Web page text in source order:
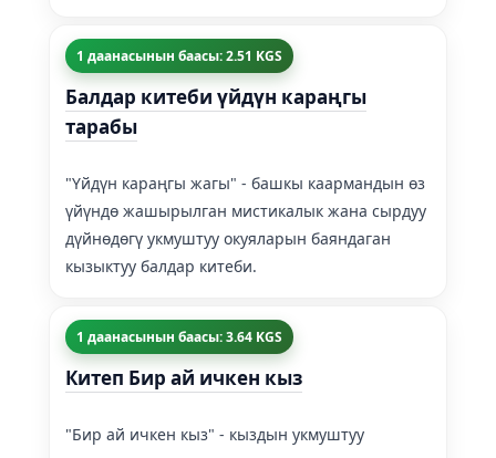
1 даанасынын баасы: 2.51 KGS
Балдар китеби үйдүн караңгы
тарабы
"Үйдүн караңгы жагы" - башкы каармандын өз
үйүндө жашырылган мистикалык жана сырдуу
дүйнөдөгү укмуштуу окуяларын баяндаган
кызыктуу балдар китеби.
1 даанасынын баасы: 3.64 KGS
Китеп Бир ай ичкен кыз
"Бир ай ичкен кыз" - кыздын укмуштуу